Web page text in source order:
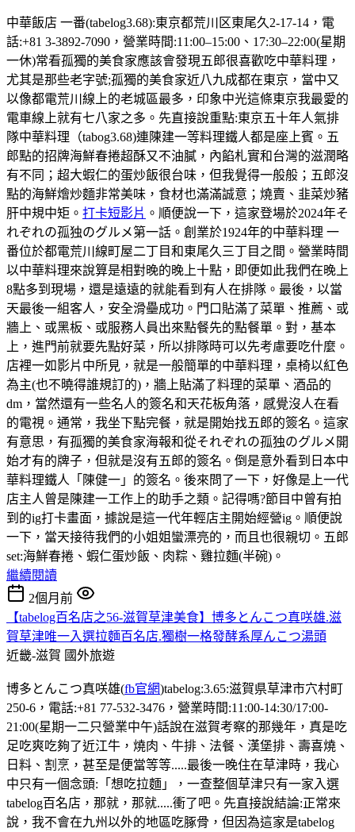
中華飯店 一番(tabelog3.68):東京都荒川区東尾久2-17-14，電
話:+81 3-3892-7090，營業時間:11:00–15:00、17:30–22:00(星期
一休)常看孤獨的美食家應該會發現五郎很喜歡吃中華料理，
尤其是那些老字號;孤獨的美食家近八九成都在東京，當中又
以像都電荒川線上的老城區最多，印象中光這條東京我最愛的
電車線上就有七八家之多。先直接說重點:東京五十年人氣排
隊中華料理（tabog3.68)連陳建一等料理鐵人都是座上賓。五
郎點的招牌海鮮春捲超酥又不油膩，內餡札實和台灣的滋潤略
有不同；超大蝦仁的蛋炒飯很台味，但我覺得一般般；五郎沒
點的海鮮燴炒麵非常美味，食材也滿滿誠意；燒賣、韭菜炒豬
肝中規中矩。 打卡短影片 。順便說一下，這家登場於2024年そ
れぞれの孤独のグルメ第一話。創業於1924年的中華料理 一
番位於都電荒川線町屋二丁目和東尾久三丁目之間。營業時間
以中華料理來說算是相對晚的晚上十點，即便如此我們在晚上
8點多到現場，還是遠遠的就能看到有人在排隊。最後，以當
天最後一組客人，安全滑壘成功。門口貼滿了菜單、推薦、或
牆上、或黑板、或服務人員出來點餐先的點餐單。對，基本
上，進門前就要先點好菜，所以排隊時可以先考慮要吃什麼。
店裡一如影片中所見，就是一般簡單的中華料理，桌椅以紅色
為主(也不曉得誰規訂的)，牆上貼滿了料理的菜單、酒品的
dm，當然還有一些名人的簽名和天花板角落，感覺沒人在看
的電視。通常，我坐下點完餐，就是開始找五郎的簽名。這家
有意思，有孤獨的美食家海報和從それぞれの孤独のグルメ開
始才有的牌子，但就是沒有五郎的簽名。倒是意外看到日本中
華料理鐵人「陳健一」的簽名。後來問了一下，好像是上一代
店主人曾是陳建一工作上的助手之類。記得嗎?節目中曾有拍
到的ig打卡畫面，據說是這一代年輕店主開始經營ig。順便說
一下，當天接待我們的小姐姐蠻漂亮的，而且也很親切。五郎
set:海鮮春捲、蝦仁蛋炒飯、肉粽、雞拉麵(半碗)。
繼續閱讀
2個月前
【tabelog百名店之56-滋賀草津美食】博多とんこつ真咲雄.滋
賀草津唯一入選拉麵百名店.獨樹一格發酵系厚んこつ湯頭
近畿-滋賀 國外旅遊
博多とんこつ真咲雄(fb官網)tabelog:3.65:滋賀県草津市穴村町
250-6，電話:+81 77-532-3476，營業時間:11:00-14:30/17:00-
21:00(星期一二只營業中午)話說在滋賀考察的那幾年，真是吃
足吃爽吃夠了近江牛，燒肉、牛排、法餐、漢堡排、壽喜燒、
日料、割烹，甚至是便當等等.....最後一晚住在草津時，我心
中只有一個念頭:「想吃拉麵」，一查整個草津只有一家入選
tabelog百名店，那就，那就.....衝了吧。先直接說結論:正常來
說，我不會在九州以外的地區吃䐁骨，但因為這家是tabelog